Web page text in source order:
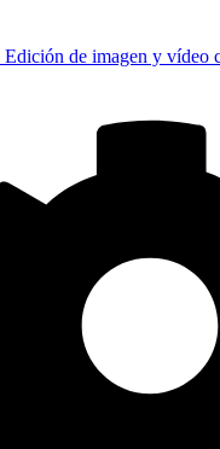
Edición de imagen y vídeo